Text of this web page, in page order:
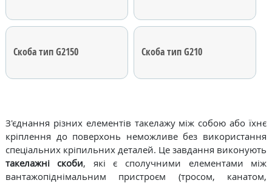
Скоба тип G2150 Скоба тип G210
З'єднання різних елементів такелажу між собою або їхнє
кріплення до поверхонь неможливе без використання
спеціальних кріпильних деталей. Це завдання виконують
такелажні скоби, які є сполучними елементами між
вантажопіднімальним пристроєм (тросом, канатом,